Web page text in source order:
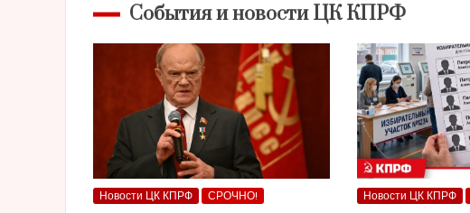
События и новости ЦК КПРФ
Новости ЦК КПРФ СРОЧНО! Новости ЦК КПРФ